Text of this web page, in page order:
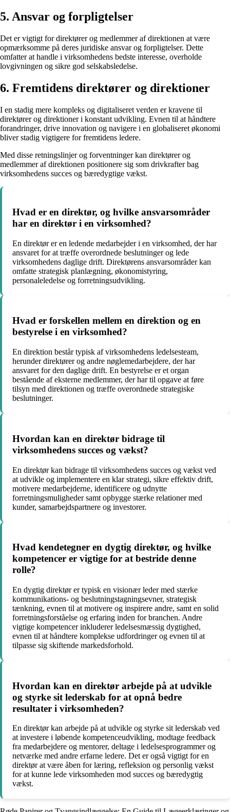
5. Ansvar og forpligtelser
Det er vigtigt for direktører og medlemmer af direktionen at være
opmærksomme på deres juridiske ansvar og forpligtelser. Dette
omfatter at handle i virksomhedens bedste interesse, overholde
lovgivningen og sikre god selskabsledelse.
6. Fremtidens direktører og direktioner
I en stadig mere kompleks og digitaliseret verden er kravene til
direktører og direktioner i konstant udvikling. Evnen til at håndtere
forandringer, drive innovation og navigere i en globaliseret økonomi
bliver stadig vigtigere for fremtidens ledere.
Med disse retningslinjer og forventninger kan direktører og
medlemmer af direktionen positionere sig som drivkrafter bag
virksomhedens succes og bæredygtige vækst.
Hvad er en direktør, og hvilke ansvarsområder
har en direktør i en virksomhed?
En direktør er en ledende medarbejder i en virksomhed, der har
ansvaret for at træffe overordnede beslutninger og lede
virksomhedens daglige drift. Direktørens ansvarsområder kan
omfatte strategisk planlægning, økonomistyring,
personaleledelse og forretningsudvikling.
Hvad er forskellen mellem en direktion og en
bestyrelse i en virksomhed?
En direktion består typisk af virksomhedens ledelsesteam,
herunder direktører og andre nøglemedarbejdere, der har
ansvaret for den daglige drift. En bestyrelse er et organ
bestående af eksterne medlemmer, der har til opgave at føre
tilsyn med direktionen og træffe overordnede strategiske
beslutninger.
Hvordan kan en direktør bidrage til
virksomhedens succes og vækst?
En direktør kan bidrage til virksomhedens succes og vækst ved
at udvikle og implementere en klar strategi, sikre effektiv drift,
motivere medarbejderne, identificere og udnytte
forretningsmuligheder samt opbygge stærke relationer med
kunder, samarbejdspartnere og investorer.
Hvad kendetegner en dygtig direktør, og hvilke
kompetencer er vigtige for at bestride denne
rolle?
En dygtig direktør er typisk en visionær leder med stærke
kommunikations- og beslutningstagningsevner, strategisk
tænkning, evnen til at motivere og inspirere andre, samt en solid
forretningsforståelse og erfaring inden for branchen. Andre
vigtige kompetencer inkluderer ledelsesmæssig dygtighed,
evnen til at håndtere komplekse udfordringer og evnen til at
tilpasse sig skiftende markedsforhold.
Hvordan kan en direktør arbejde på at udvikle
og styrke sit lederskab for at opnå bedre
resultater i virksomheden?
En direktør kan arbejde på at udvikle og styrke sit lederskab ved
at investere i løbende kompetenceudvikling, modtage feedback
fra medarbejdere og mentorer, deltage i ledelsesprogrammer og
netværke med andre erfarne ledere. Det er også vigtigt for en
direktør at være åben for læring, refleksion og personlig vækst
for at kunne lede virksomheden mod succes og bæredygtig
vækst.